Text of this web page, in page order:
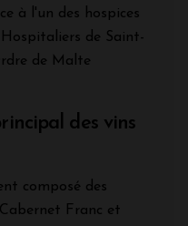
à l'un des hospices
de Saint-
de Malte
des vins
composé des
Franc et